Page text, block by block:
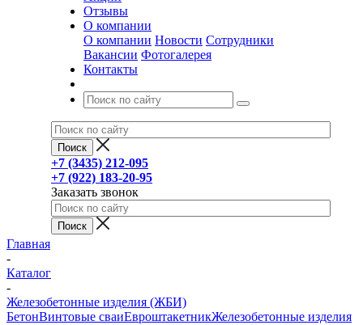
Отзывы
О компании
О компании Новости Сотрудники
Вакансии Фотогалерея
Контакты
+7 (3435) 212-095
+7 (922) 183-20-95
Заказать звонок
Главная
-
Каталог
-
Железобетонные изделия (ЖБИ)
БетонВинтовые сваиЕвроштакетникЖелезобетонные изделия